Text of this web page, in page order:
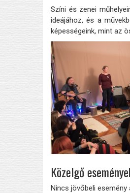
Színi és zenei
ideájához, és a
képességeink, mint az
Közelgő
Nincs jövőbeli esemény